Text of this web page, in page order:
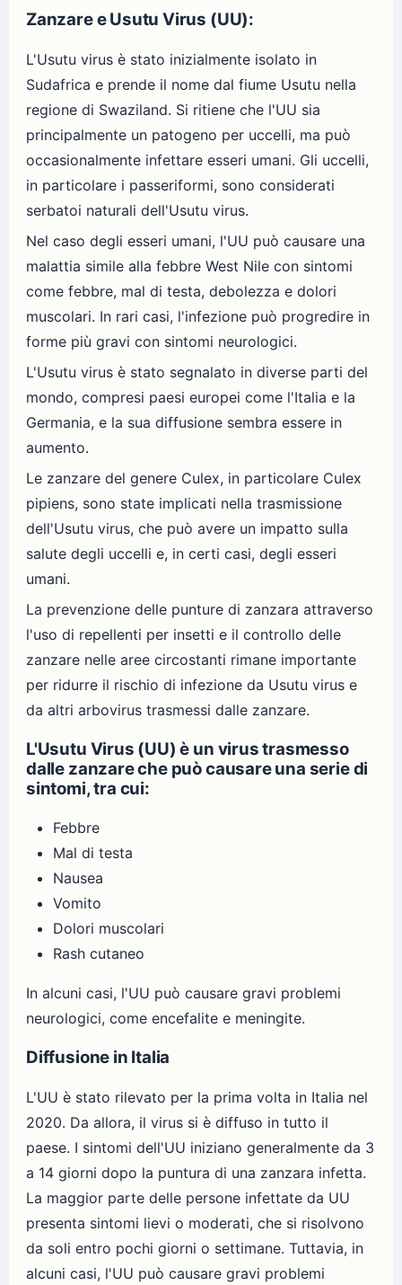
Zanzare e Usutu Virus (UU):
L'Usutu virus è stato inizialmente isolato in
Sudafrica e prende il nome dal fiume Usutu nella
regione di Swaziland. Si ritiene che l'UU sia
principalmente un patogeno per uccelli, ma può
occasionalmente infettare esseri umani. Gli uccelli,
in particolare i passeriformi, sono considerati
serbatoi naturali dell'Usutu virus.
Nel caso degli esseri umani, l'UU può causare una
malattia simile alla febbre West Nile con sintomi
come febbre, mal di testa, debolezza e dolori
muscolari. In rari casi, l'infezione può progredire in
forme più gravi con sintomi neurologici.
L'Usutu virus è stato segnalato in diverse parti del
mondo, compresi paesi europei come l'Italia e la
Germania, e la sua diffusione sembra essere in
aumento.
Le zanzare del genere Culex, in particolare Culex
pipiens, sono state implicati nella trasmissione
dell'Usutu virus, che può avere un impatto sulla
salute degli uccelli e, in certi casi, degli esseri
umani.
La prevenzione delle punture di zanzara attraverso
l'uso di repellenti per insetti e il controllo delle
zanzare nelle aree circostanti rimane importante
per ridurre il rischio di infezione da Usutu virus e
da altri arbovirus trasmessi dalle zanzare.
L'Usutu Virus (UU) è un virus trasmesso
dalle zanzare che può causare una serie di
sintomi, tra cui:
Febbre
Mal di testa
Nausea
Vomito
Dolori muscolari
Rash cutaneo
In alcuni casi, l'UU può causare gravi problemi
neurologici, come encefalite e meningite.
Diffusione in Italia
L'UU è stato rilevato per la prima volta in Italia nel
2020. Da allora, il virus si è diffuso in tutto il
paese. I sintomi dell'UU iniziano generalmente da 3
a 14 giorni dopo la puntura di una zanzara infetta.
La maggior parte delle persone infettate da UU
presenta sintomi lievi o moderati, che si risolvono
da soli entro pochi giorni o settimane. Tuttavia, in
alcuni casi, l'UU può causare gravi problemi